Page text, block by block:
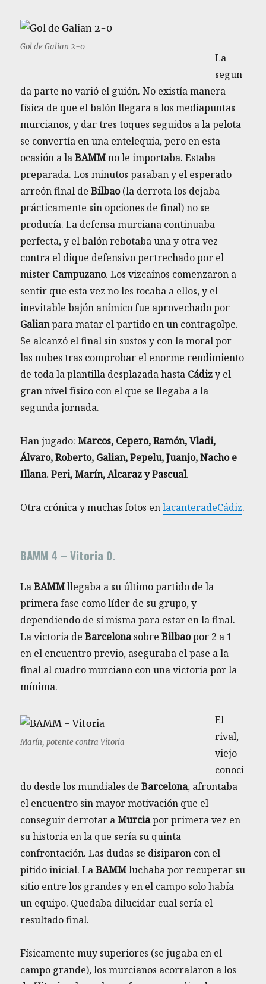
Gol de Galian 2-0
La
segun
da parte no varió el guión. No existía manera
física de que el balón llegara a los mediapuntas
murcianos, y dar tres toques seguidos a la pelota
se convertía en una entelequia, pero en esta
ocasión a laBAMMno le importaba. Estaba
preparada. Los minutos pasaban y el esperado
arreón final deBilbao(la derrota los dejaba
prácticamente sin opciones de final) no se
producía. La defensa murciana continuaba
perfecta, y el balón rebotaba una y otra vez
contra el dique defensivo pertrechado por el
mister Campuzano. Los vizcaínos comenzaron a
sentir que esta vez no les tocaba a ellos, y el
inevitable bajón anímico fue aprovechado por
Galianpara matar el partido en un contragolpe.
Se alcanzó el final sin sustos y con la moral por
las nubes tras comprobar el enorme rendimiento
de toda la plantilla desplazada hasta Cádizy el
gran nivel físico con el que se llegaba a la
segunda jornada.
Han jugado:Marcos, Cepero, Ramón, Vladi,
Álvaro, Roberto, Galian, Pepelu, Juanjo, Nacho e
Illana. Peri, Marín, Alcaraz y Pascual.
Otra crónica y muchas fotos enlacanteradeCádiz.
BAMM 4 – Vitoria 0.
LaBAMMllegaba a su último partido de la
primera fase como líder de su grupo, y
dependiendo de sí misma para estar en la final.
La victoria deBarcelonasobreBilbaopor 2 a 1
en el encuentro previo, aseguraba el pase a la
final al cuadro murciano con una victoria por la
mínima.
Marín, potente contra Vitoria
El
rival,
viejo
conoci
do desde los mundiales deBarcelona, afrontaba
el encuentro sin mayor motivación que el
conseguir derrotar aMurciapor primera vez en
su historia en la que sería su quinta
confrontación. Las dudas se disiparon con el
pitido inicial. LaBAMMluchaba por recuperar su
sitio entre los grandes y en el campo solo había
un equipo. Quedaba dilucidar cual sería el
resultado final.
Físicamente muy superiores (se jugaba en el
campo grande), los murcianos acorralaron a los